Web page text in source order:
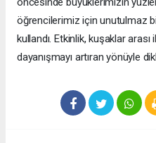
öğrencilerimiz için unutulmaz
kullandı. Etkinlik, kuşaklar
dayanışmayı artıran yönüyle